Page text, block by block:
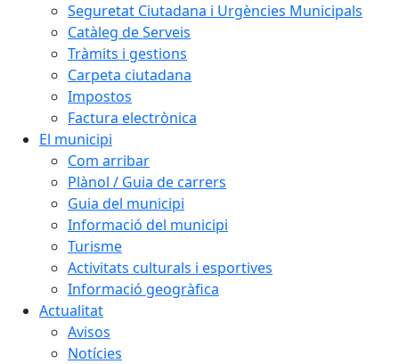
Seguretat Ciutadana i Urgències Municipals
Catàleg de Serveis
Tràmits i gestions
Carpeta ciutadana
Impostos
Factura electrònica
El municipi
Com arribar
Plànol / Guia de carrers
Guia del municipi
Informació del municipi
Turisme
Activitats culturals i esportives
Informació geogràfica
Actualitat
Avisos
Notícies